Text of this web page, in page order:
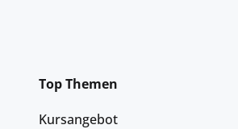
Top Themen
Kursangebot